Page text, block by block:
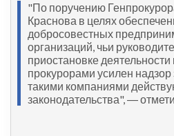
"По поручению
Краснова в целях
добросовестных
организаций, чьи
приостановке
прокурорами усилен
такими компаниями
законодательства", ―